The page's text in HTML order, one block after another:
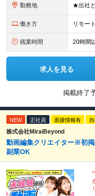
勤務地
働き方 リモー
残業時間 20時間
求人を見る
掲載終了
NEW 正社員 面接情報有
株式会社MiraiBeyond
動画編集クリエイター※初
副業OK
"